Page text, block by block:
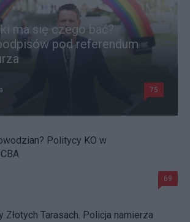
ma się czego bać?
pod referendum
75
Politycy KO w
69
Złotych Tarasach. Policja namierza